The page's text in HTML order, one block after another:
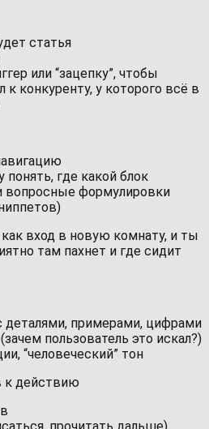
статья
или “зацепку”, чтобы
к конкуренту, у которого всё в
где какой блок
формулировки
вход в новую комнату, и ты
там пахнет и где сидит
примерами, цифрами
пользователь это искал?)
“человеческий” тон
к действию
прочитать дальше)